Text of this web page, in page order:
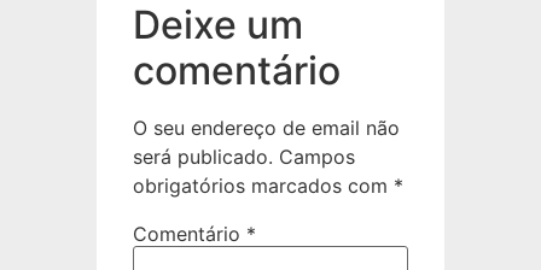
Deixe um
comentário
O seu endereço de email não
será publicado. Campos
obrigatórios marcados com *
Comentário *